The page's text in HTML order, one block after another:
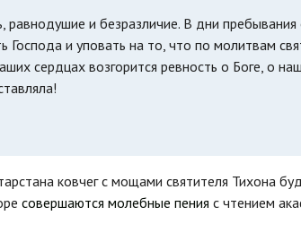
равнодушие и безразличие. В дни
и уповать на то, что по молитвам
сердцах возгорится ревность о Боге, о
ковчег с мощами святителя Тихона
совершаются молебные пения с чтением